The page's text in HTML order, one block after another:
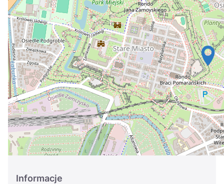
Zamknij
Informacje